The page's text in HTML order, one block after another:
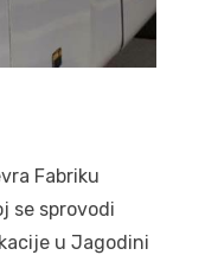
Fabriku
se sprovodi
u Jagodini